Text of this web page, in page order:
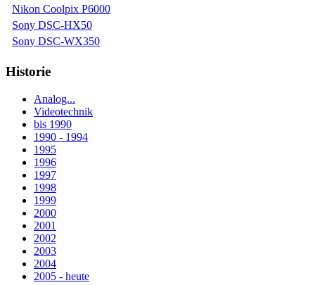
Nikon Coolpix P6000
Sony DSC-HX50
Sony DSC-WX350
Historie
Analog...
Videotechnik
bis 1990
1990 - 1994
1995
1996
1997
1998
1999
2000
2001
2002
2003
2004
2005 - heute